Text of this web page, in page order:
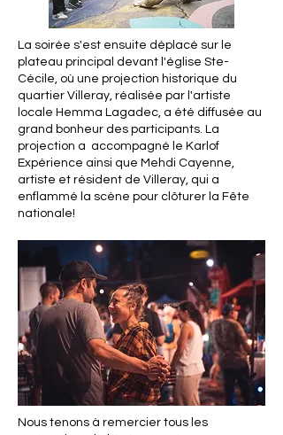
La soirée s'est ensuite déplacé sur le
plateau principal devant l'église Ste-
Cécile, où une projection historique du
quartier Villeray, réalisée par l'artiste
locale Hemma Lagadec, a été diffusée au
grand bonheur des participants. La
projection a accompagné le Karlof
Expérience ainsi que Mehdi Cayenne,
artiste et résident de Villeray, qui a
enflammé la scène pour clôturer la Fête
nationale!
Nous tenons à remercier tous les